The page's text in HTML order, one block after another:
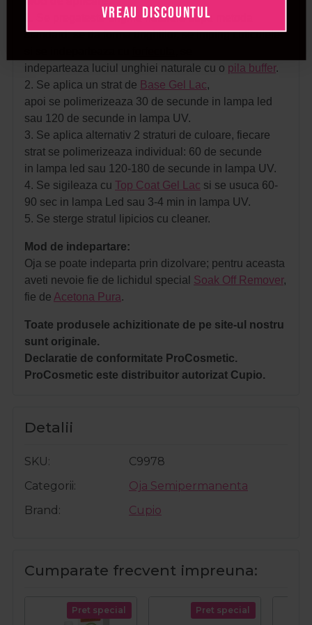
1. Se pregateste unghia naturala dupa metoda
standard: se da forma unghiilor, se imping cuticulele
indeparteaza luciul unghiei naturale cu o pila buffer.
2. Se aplica un strat de Base Gel Lac,
apoi se polimerizeaza 30 de secunde in lampa led
sau 120 de secunde in lampa UV.
3. Se aplica alternativ 2 straturi de culoare, fiecare
strat se polimerizeaza individual: 60 de secunde
in lampa led sau 120-180 de secunde in lampa UV.
4. Se sigileaza cu Top Coat Gel Lac si se usuca 60-
90 sec in lampa Led sau 3-4 min in lampa UV.
5. Se sterge stratul lipicios cu cleaner.
Mod de indepartare:
Oja se poate indeparta prin dizolvare; pentru aceasta
aveti nevoie fie de lichidul special Soak Off Remover,
fie de Acetona Pura.
Toate produsele achizitionate de pe site-ul nostru
sunt originale.
Declaratie de conformitate ProCosmetic.
ProCosmetic este distribuitor autorizat Cupio.
Detalii
SKU
C9978
Categorii
Oja Semipermanenta
Brand
Cupio
Cumparate frecvent impreuna:
Pret special Pret special
VREAU DISCOUNTUL